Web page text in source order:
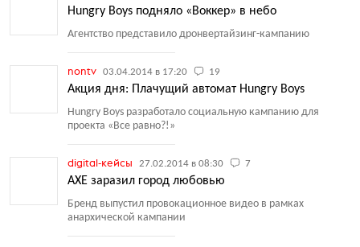
Hungry Boys подняло «Воккер» в небо
Агентство представило дронвертайзинг-кампанию
nontv 03.04.2014 в 17:20 19
Акция дня: Плачущий автомат Hungry Boys
Hungry Boys разработало социальную кампанию для
проекта «Все равно?!»
digital-кейсы 27.02.2014 в 08:30 7
AXE заразил город любовью
Бренд выпустил провокационное видео в рамках
анархической кампании